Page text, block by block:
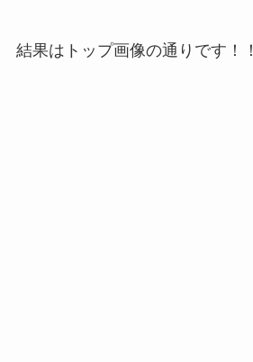
結果はトップ画像の通りです！！